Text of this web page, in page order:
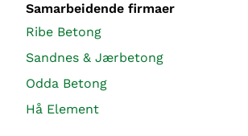
Samarbeidende firmaer
Ribe Betong
Sandnes & Jærbetong
Odda Betong
Hå Element